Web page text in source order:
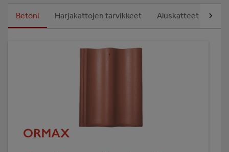
Betoni Harjakattojen tarvikkeet Aluskatteet